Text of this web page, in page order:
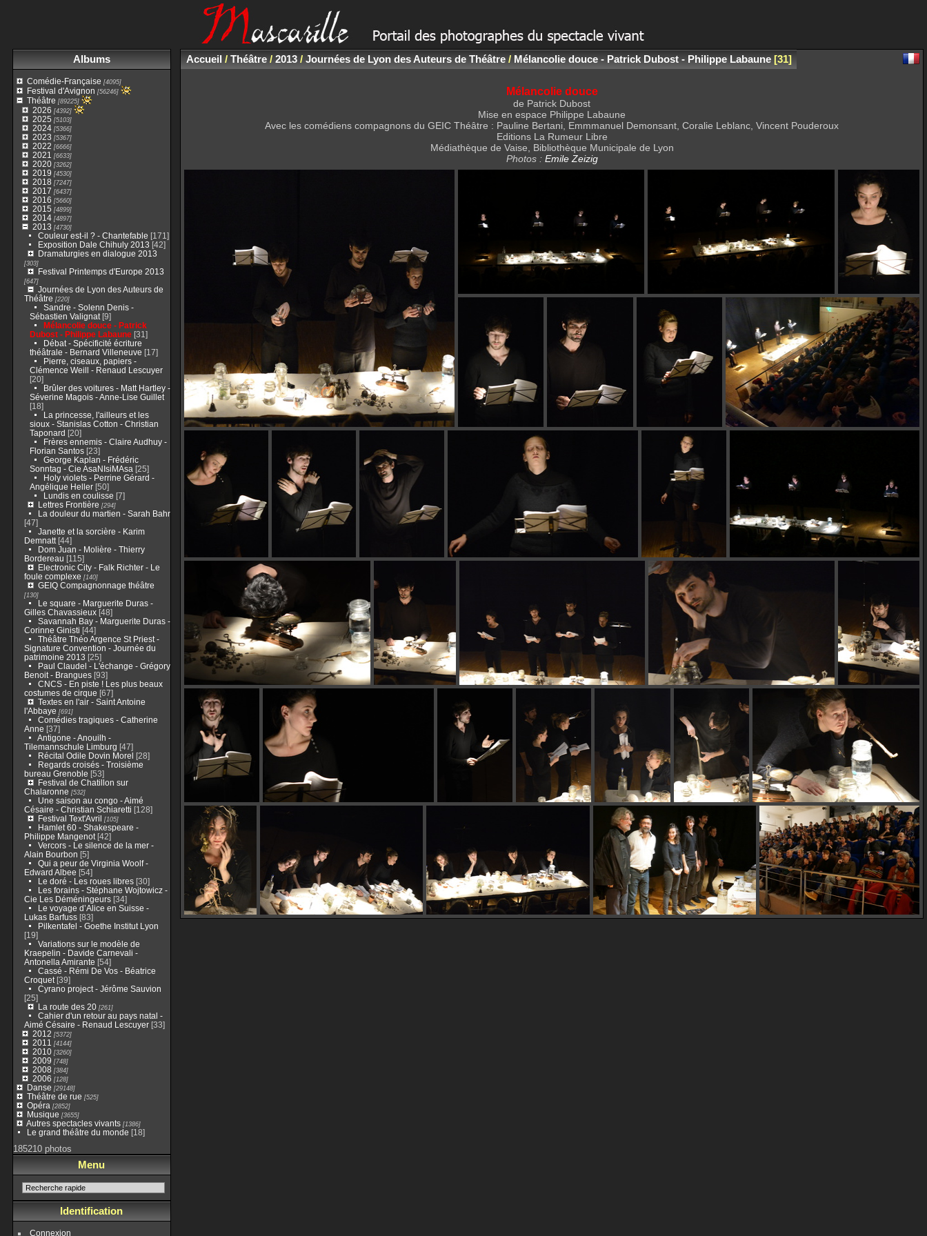
Albums
Comédie-Française [4095]
Festival d'Avignon [56246]
Théâtre [89225]
2026 [4392]
2025 [5103]
2024[5366]
2023 [5367]
2022 [6666]
2021 [6633]
2020[3262]
2019 [4530]
2018 [7247]
2017 [6437]
2016 [5660]
2015 [4899]
2014[4897]
2013 [4730]
Couleur est-il ? - Chantefable [171]
Exposition Dale Chihuly 2013 [42]
Dramaturgies en dialogue 2013
[303]
Festival Printemps d'Europe 2013
[647]
Journées de Lyon des Auteurs de
Théâtre [220]
Sandre - Solenn Denis -
Sébastien Valignat[9]
Mélancolie douce - Patrick
Dubost - Philippe Labaune[31]
Débat - Spécificité écriture
théâtrale - Bernard Villeneuve [17]
Pierre, ciseaux, papiers -
Clémence Weill - Renaud Lescuyer
[20]
Brûler des voitures - Matt Hartley -
Séverine Magois - Anne-Lise Guillet
[18]
La princesse, l'ailleurs et les
sioux - Stanislas Cotton - Christian
Taponard [20]
Frères ennemis - Claire Audhuy -
Florian Santos[23]
George Kaplan - Frédéric
Sonntag - Cie AsaNIsiMAsa [25]
Holy violets - Perrine Gérard -
Angélique Heller[50]
Lundis en coulisse [7]
Lettres Frontière [294]
La douleur du martien - Sarah Bahr
[47]
Janette et la sorcière - Karim
Demnatt [44]
Dom Juan - Molière - Thierry
Bordereau [115]
Electronic City - Falk Richter - Le
foule complexe [140]
GEIQ Compagnonnage théâtre
[130]
Le square - Marguerite Duras -
Gilles Chavassieux[48]
Savannah Bay - Marguerite Duras -
Corinne Ginisti [44]
Théâtre Théo Argence St Priest -
Signature Convention - Journée du
patrimoine 2013 [25]
Paul Claudel - L'échange - Grégory
Benoit - Brangues[93]
CNCS - En piste ! Les plus beaux
costumes de cirque [67]
Textes en l'air - Saint Antoine
l'Abbaye [691]
Comédies tragiques - Catherine
Anne [37]
Antigone - Anouilh -
Tilemannschule Limburg [47]
Récital Odile Dovin Morel [28]
Regards croisés - Troisième
bureau Grenoble [53]
Festival de Chatillon sur
Chalaronne [532]
Une saison au congo - Aimé
Césaire - Christian Schiaretti [128]
Festival Text'Avril [105]
Hamlet 60 - Shakespeare -
Philippe Mangenot[42]
Vercors - Le silence de la mer -
Alain Bourbon [5]
Qui a peur de Virginia Woolf -
Edward Albee [54]
Le doré - Les roues libres[30]
Les forains - Stéphane Wojtowicz -
Cie Les Déméningeurs[34]
Le voyage d’Alice en Suisse -
Lukas Barfuss[83]
Pilkentafel - Goethe Institut Lyon
[19]
Variations sur le modèle de
Kraepelin - Davide Carnevali -
Antonella Amirante [54]
Cassé - Rémi De Vos - Béatrice
Croquet[39]
Cyrano project - Jérôme Sauvion
[25]
La route des 20[261]
Cahier d'un retour au pays natal -
Aimé Césaire - Renaud Lescuyer[33]
2012 [5372]
2011 [4144]
2010[3260]
2009 [748]
2008 [384]
2006 [128]
Danse [29148]
Théâtre de rue [525]
Opéra [2852]
Musique [3655]
Autres spectacles vivants[1386]
Le grand théâtre du monde [18]
185210 photos
Menu
Identification
Connexion
Accueil/ Théâtre/ 2013/ Journées de Lyon des Auteurs de Théâtre/ Mélancolie douce - Patrick Dubost - Philippe Labaune 31
Mélancolie douce
de Patrick Dubost
Mise en espace Philippe Labaune
Avec les comédiens compagnons du GEIC Théâtre : Pauline Bertani, Emmmanuel Demonsant, Coralie Leblanc, Vincent Pouderoux
Editions La Rumeur Libre
Médiathèque de Vaise, Bibliothèque Municipale de Lyon
Photos : Emile Zeizig